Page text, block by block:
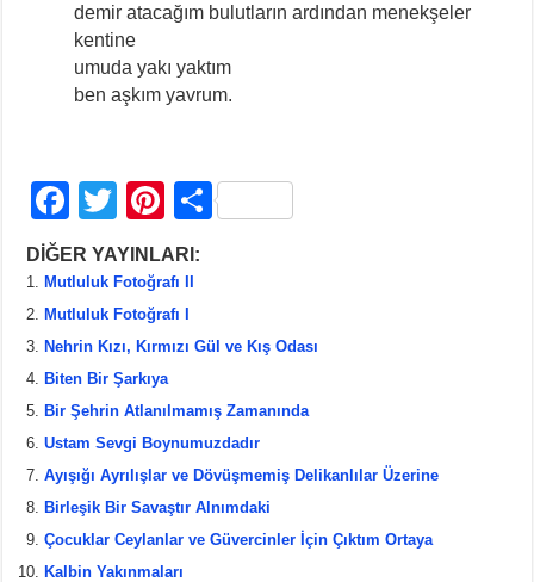
demir atacağım bulutların ardından menekşeler
kentine
umuda yakı yaktım
ben aşkım yavrum.
F
a
c
e
b
o
o
k
T
wi
tt
er
Pi
nt
er
e
st
S
DİĞER YAYINLARI:
Mutluluk Fotoğrafı II
Mutluluk Fotoğrafı I
Nehrin Kızı, Kırmızı Gül ve Kış Odası
Biten Bir Şarkıya
Bir Şehrin Atlanılmamış Zamanında
Ustam Sevgi Boynumuzdadır
Ayışığı Ayrılışlar ve Dövüşmemiş Delikanlılar Üzerine
Birleşik Bir Savaştır Alnımdaki
Çocuklar Ceylanlar ve Güvercinler İçin Çıktım Ortaya
Kalbin Yakınmaları